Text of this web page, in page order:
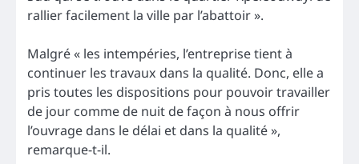
rallier facilement la ville par l’abattoir ».
Malgré « les intempéries, l’entreprise tient à
continuer les travaux dans la qualité. Donc, elle a
pris toutes les dispositions pour pouvoir travailler
de jour comme de nuit de façon à nous offrir
l’ouvrage dans le délai et dans la qualité »,
remarque-t-il.